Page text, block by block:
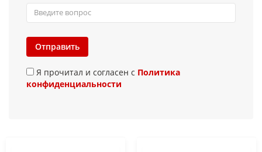
Отправить
Я прочитал и согласен с Политика
конфиденциальности